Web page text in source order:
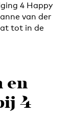
4 Happy
van der
tot in de
en
4